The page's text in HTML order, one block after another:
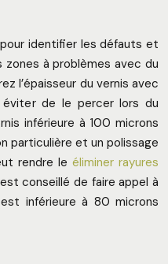
identifier les défauts et
zones à problèmes avec du
l’épaisseur du vernis avec
éviter de le percer lors du
inférieure à 100 microns
particulière et un polissage
rendre leéliminer rayures
conseillé de faire appel à
inférieure à 80 microns